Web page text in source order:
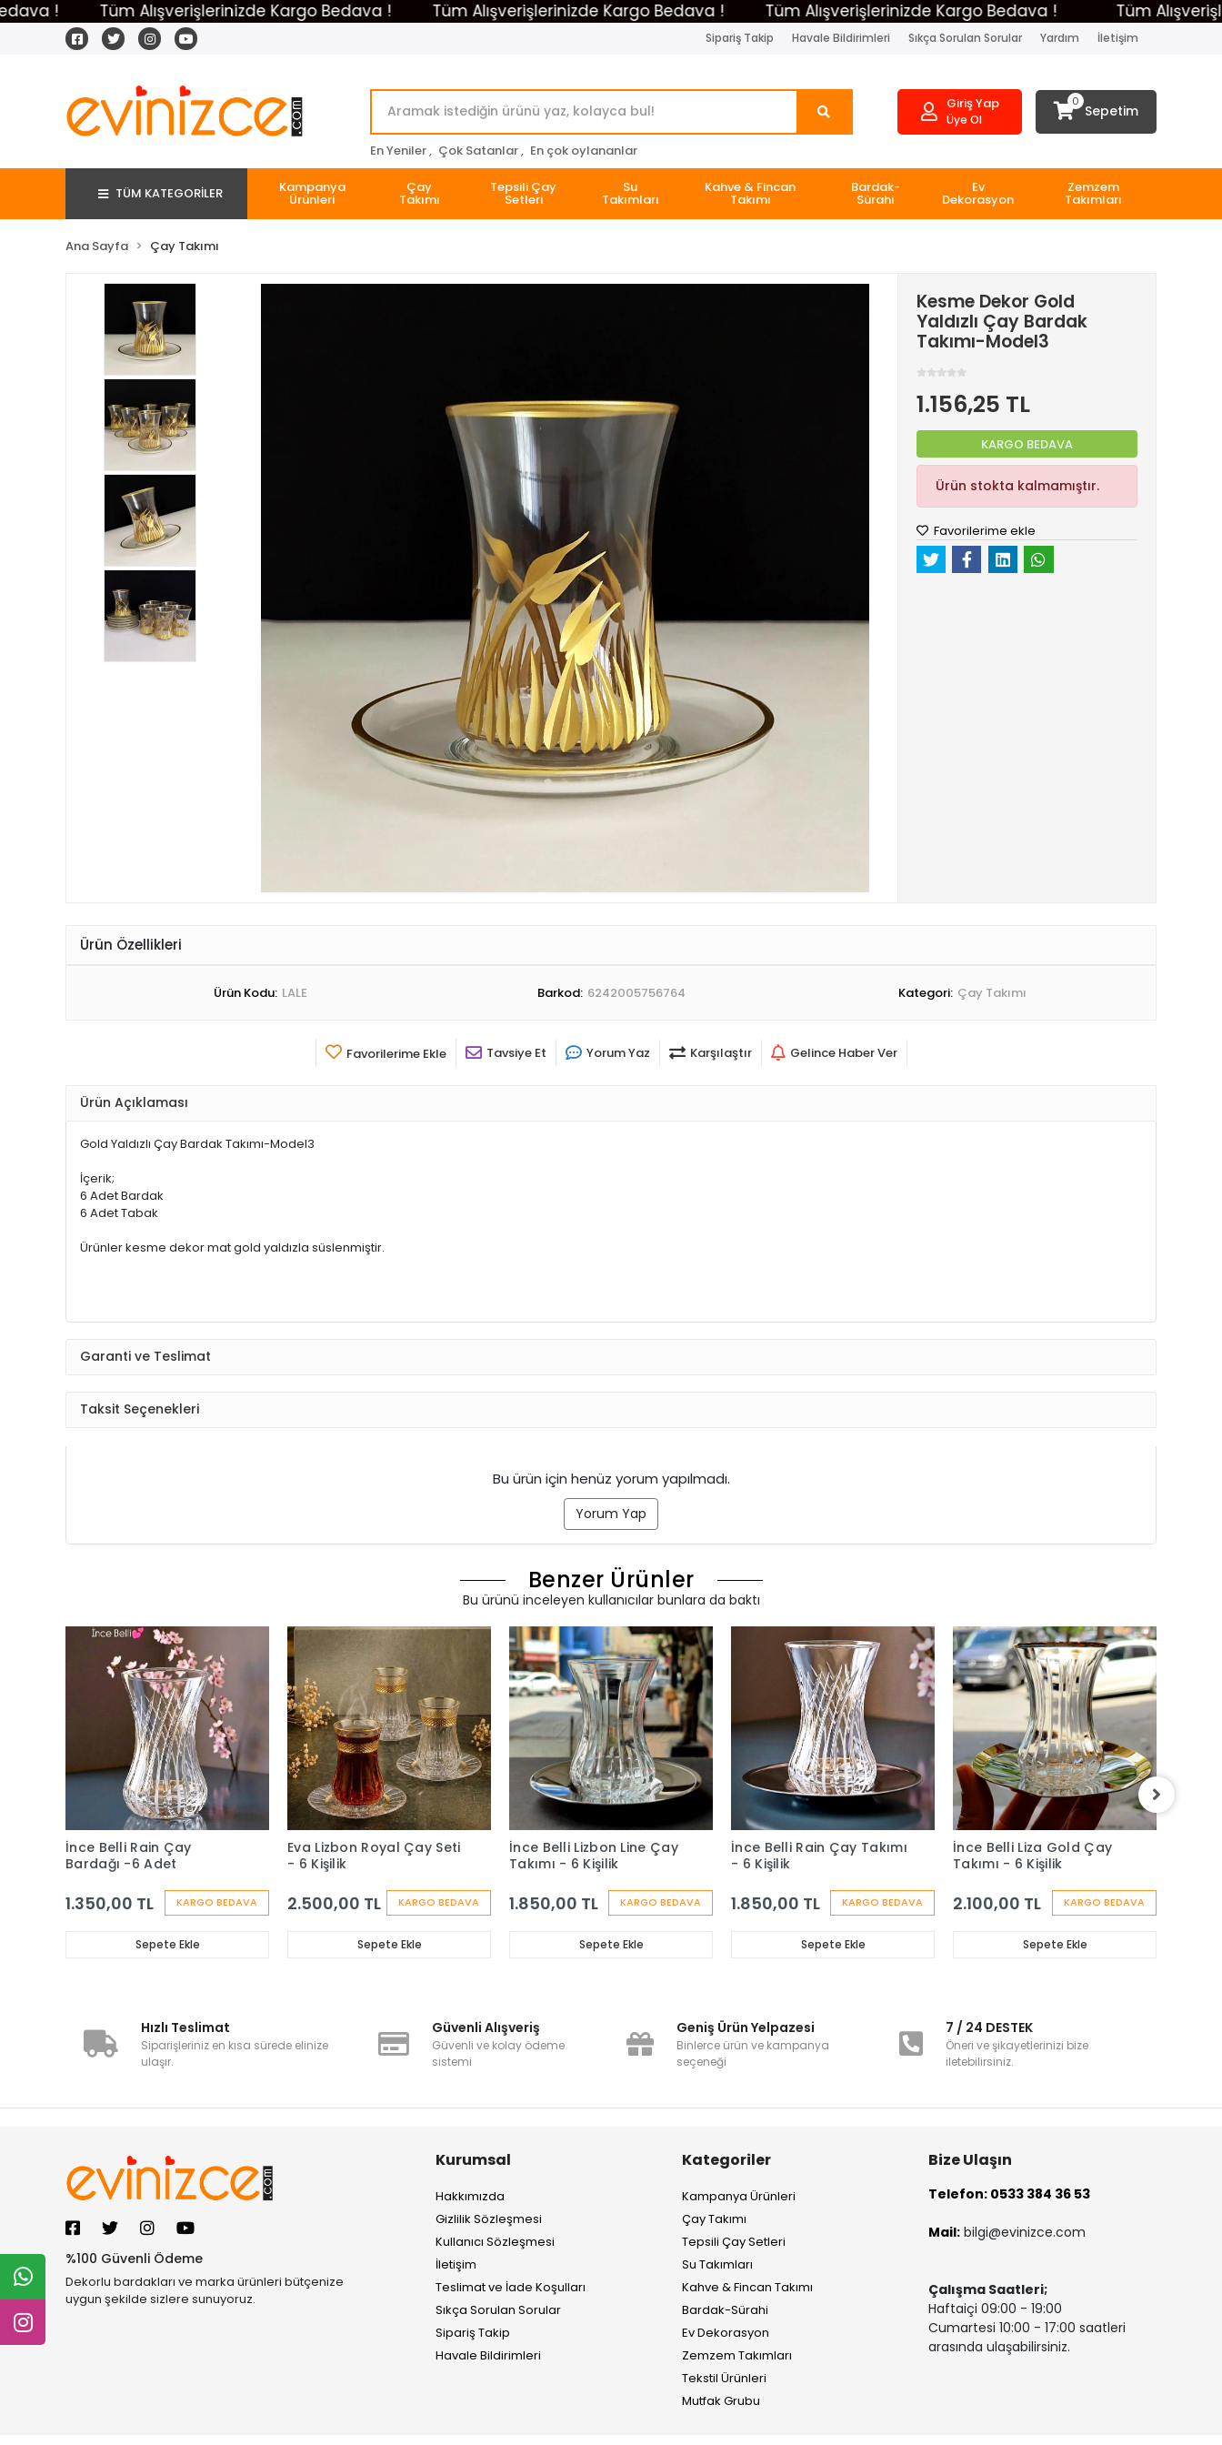
! Tüm Alışverişlerinizde Kargo Bedava ! Tüm Alışverişlerinizde Kargo Bedava ! Tüm Alışverişlerinizde Kargo Bedava ! Tüm
Sipariş Takip Havale Bildirimleri Sıkça Sorulan Sorular Yardım İletişim
En Yeniler , Çok Satanlar , En çok oylananlar
Giriş Yap
Üye Ol
0
Sepetim
TÜM KATEGORİLER Kampanya
Ürünleri
Çay
Takımı
Tepsili Çay
Setleri
Su
Takımları
Kahve & Fincan
Takımı
Bardak-
Sürahi
Ev
Dekorasyon
Zemzem
Takımları
Ana Sayfa Çay Takımı
Kesme Dekor Gold
Yaldızlı Çay Bardak
Takımı-Model3
1.156,25 TL
KARGO BEDAVA
Ürün stokta kalmamıştır.
Favorilerime ekle
Ürün Özellikleri
Ürün Kodu: LALE Barkod: 6242005756764 Kategori: Çay Takımı
Favorilerime Ekle Tavsiye Et Yorum Yaz Karşılaştır Gelince Haber Ver
Ürün Açıklaması
Gold Yaldızlı Çay Bardak Takımı-Model3
İçerik;
6 Adet Bardak
6 Adet Tabak
Ürünler kesme dekor mat gold yaldızla süslenmiştir.
Garanti ve Teslimat
Taksit Seçenekleri
Bu ürün için henüz yorum yapılmadı.
Yorum Yap
Benzer Ürünler
Bu ürünü inceleyen kullanıcılar bunlara da baktı
KARGO BEDAVA
İnce Belli Rain Çay
Bardağı -6 Adet
1.350,00 TL
Sepete Ekle
KARGO BEDAVA
Eva Lizbon Royal Çay Seti
- 6 Kişilik
2.500,00 TL
Sepete Ekle
KARGO BEDAVA
İnce Belli Lizbon Line Çay
Takımı - 6 Kişilik
1.850,00 TL
Sepete Ekle
KARGO BEDAVA
İnce Belli Rain Çay Takımı
- 6 Kişilik
1.850,00 TL
Sepete Ekle
KARGO BEDAVA
İnce Belli Liza Gold Çay
Takımı - 6 Kişilik
2.100,00 TL
Sepete Ekle
Hızlı Teslimat
Siparişleriniz en kısa sürede elinize
ulaşır.
Güvenli Alışveriş
Güvenli ve kolay ödeme
sistemi
Geniş Ürün Yelpazesi
Binlerce ürün ve kampanya
seçeneği
7 / 24 DESTEK
Öneri ve şikayetlerinizi bize
iletebilirsiniz.
%100 Güvenli Ödeme
Dekorlu bardakları ve marka ürünleri bütçenize
uygun şekilde sizlere sunuyoruz.
Kurumsal
Hakkımızda
Gizlilik Sözleşmesi
Kullanıcı Sözleşmesi
İletişim
Teslimat ve İade Koşulları
Sıkça Sorulan Sorular
Sipariş Takip
Havale Bildirimleri
Kategoriler
Kampanya Ürünleri
Çay Takımı
Tepsili Çay Setleri
Su Takımları
Kahve & Fincan Takımı
Bardak-Sürahi
Ev Dekorasyon
Zemzem Takımları
Tekstil Ürünleri
Mutfak Grubu
Bize Ulaşın
Telefon: 0533 384 36 53
Mail: bilgi@evinizce.com
Çalışma Saatleri;
Haftaiçi 09:00 - 19:00
Cumartesi 10:00 - 17:00 saatleri
arasında ulaşabilirsiniz.